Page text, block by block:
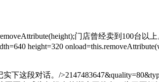
门店曾经卖到100台
height=320
段对话。/